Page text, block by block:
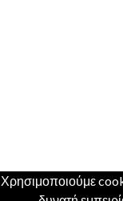
Χρησιμοποιούμε